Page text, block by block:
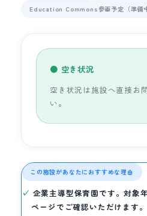
Education Commons参画予定（準備中
● 空き状況
空き状況は施設へ直接お
い。
この施設があなたにおすすめな理由
企業主導型保育園です。対象
ページでご確認いただけます。